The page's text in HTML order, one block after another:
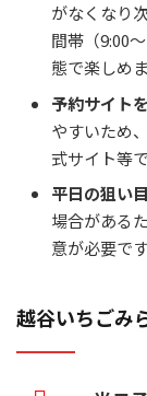
がなくなり
間帯（9:00
態で楽しめま
予約サイト
やすいため
式サイト等
平日の狙い
場合がある
意が必要です
越谷いちごみ